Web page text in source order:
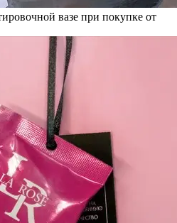
вазе при покупке от